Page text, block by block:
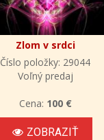
Zlom v srdci
Číslo položky: 29044
Voľný predaj
Cena: 100 €
ZOBRAZIŤ